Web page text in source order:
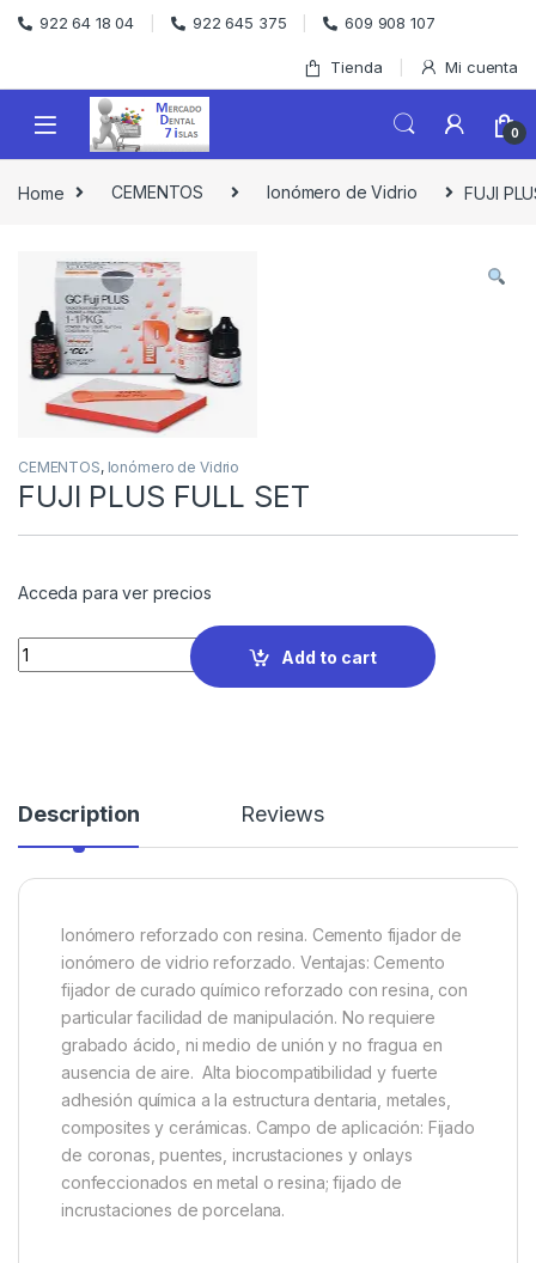
Skip to navigation
Skip to content
922 64 18 04 922 645 375 609 908 107
Tienda Mi cuenta
0
Home CEMENTOS Ionómero de Vidrio FUJI
CEMENTOS, Ionómero de Vidrio
FUJI PLUS FULL SET
Acceda para ver precios
Quantity
Add to cart
Description Reviews
Ionómero reforzado con resina. Cemento fijador de
ionómero de vidrio reforzado. Ventajas: Cemento
fijador de curado químico reforzado con resina, con
particular facilidad de manipulación. No requiere
grabado ácido, ni medio de unión y no fragua en
ausencia de aire. Alta biocompatibilidad y fuerte
adhesión química a la estructura dentaria, metales,
composites y cerámicas. Campo de aplicación: Fijado
de coronas, puentes, incrustaciones y onlays
confeccionados en metal o resina; fijado de
incrustaciones de porcelana.